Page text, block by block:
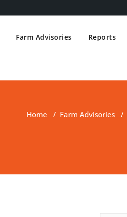
Farm Advisories Reports
Home / Farm Advisories /